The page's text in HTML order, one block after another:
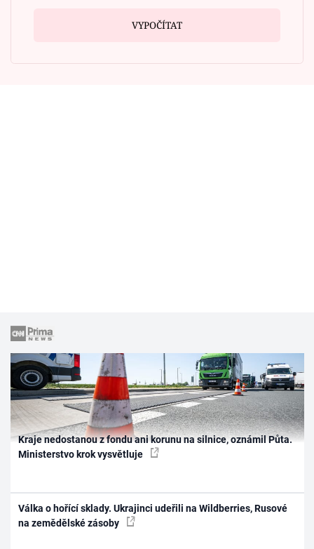
VYPOČÍTAT
Kraje nedostanou z fondu ani korunu na silnice, oznámil Půta.
Ministerstvo krok vysvětluje
Válka o hořící sklady. Ukrajinci udeřili na Wildberries, Rusové
na zemědělské zásoby